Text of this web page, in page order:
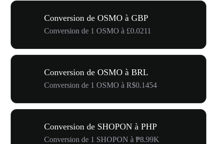
Conversion de OSMO à GBP
Conversion de 1 OSMO à £0.0211
Conversion de OSMO à BRL
Conversion de 1 OSMO à R$0.1454
Conversion de SHOPON à PHP
Conversion de 1 SHOPON à ₱8.99K